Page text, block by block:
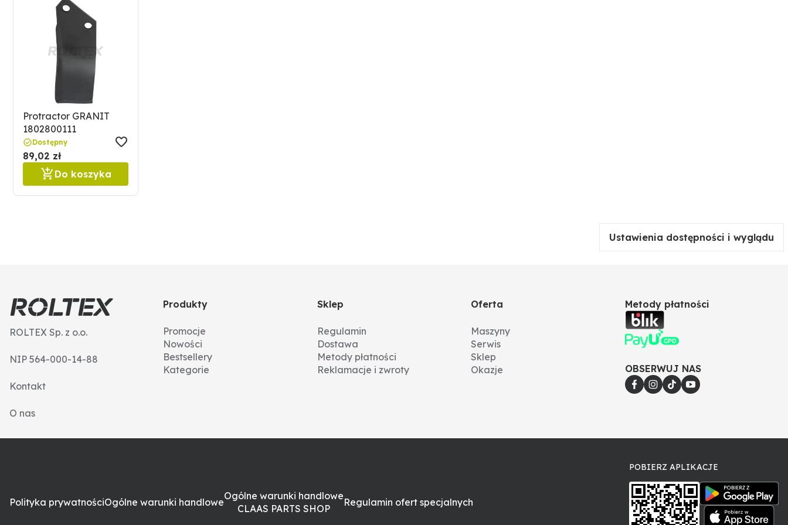
Nałożona powłoka charakteryzuje się zwartością i szczególnie jednorodną powierzchnią.
Średnia twardość wynosi około 600 HV, a twardość węglików spiekanych od 2500 do 3000 HV.
Zastosowany proces powlekania zapewnia doskonałe zakotwiczenie powłoki w korpusie narzędzia.
Całkowite lub częściowe oderwanie powłoki jest prawie niemożliwe, nawet w wyniku uderzeń kamieniami w podłoże.
Zastosowana powłoka nie tylko wydłuża żywotność narzędzia, ale także zapewnia wysoką stabilność wymiarową dzięki niskiemu zużyciu, co jest niezbędne do uzyskania
niezmiennie dobrych wyników pracy.
Rozstaw otworów (mm): 57
Protractor GRANIT
1802800111
Dostępny
89,02 zł
Do koszyka
Ustawienia dostępności i wyglądu
ROLTEX Sp. z o.o.
NIP 564-000-14-88
Kontakt
O nas
Produkty
Promocje
Nowości
Bestsellery
Kategorie
Sklep
Regulamin
Dostawa
Metody płatności
Reklamacje i zwroty
Oferta
Maszyny
Serwis
Sklep
Okazje
Metody płatności
OBSERWUJ NAS
Polityka prywatnościOgólne warunki handlowe
Ogólne warunki handlowe
CLAAS PARTS SHOP
Regulamin ofert specjalnych
POBIERZ APLIKACJE